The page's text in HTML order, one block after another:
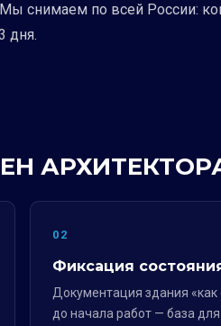
Мы снимаем по всей России:
дня.
02
Фиксация
Документация здания «как
до начала работ — база для